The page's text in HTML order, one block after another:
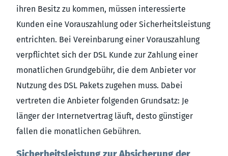
ihren Besitz zu kommen, müssen interessierte
Kunden eine Vorauszahlung oder Sicherheitsleistung
entrichten. Bei Vereinbarung einer Vorauszahlung
verpflichtet sich der DSL Kunde zur Zahlung einer
monatlichen Grundgebühr, die dem Anbieter vor
Nutzung des DSL Pakets zugehen muss. Dabei
vertreten die Anbieter folgenden Grundsatz: Je
länger der Internetvertrag läuft, desto günstiger
fallen die monatlichen Gebühren.